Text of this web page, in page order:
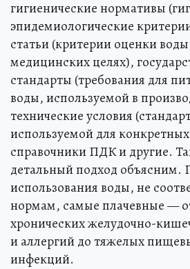
гигиенические нормативы
эпидемиологические
статьи (критерии оценки
медицинских целях),
стандарты (требования для
воды, используемой в
технические условия
используемой для
справочники ПДК и другие.
детальный подход объясним.
использования воды, не
нормам, самые плачевные —
хронических желудочно-
и аллергий до тяжелых
инфекций.